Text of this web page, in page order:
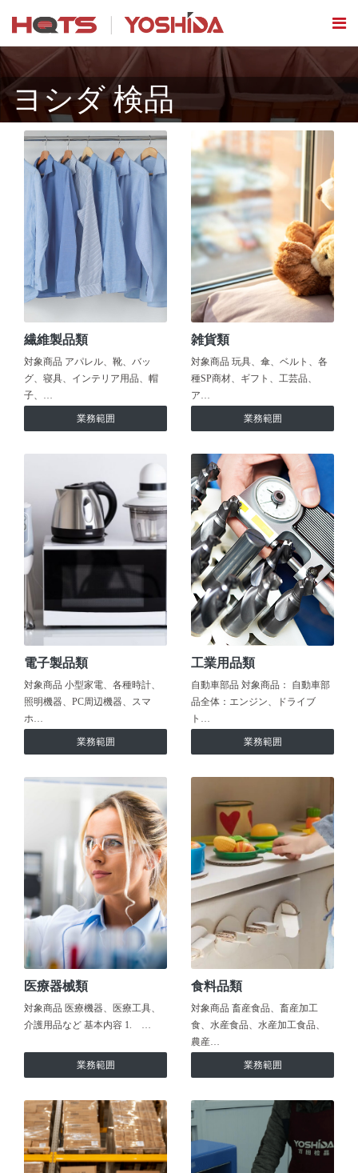
ヨシダ 検品
繊維製品類
対象商品 アパレル、靴、バッ
グ、寝具、インテリア用品、帽
子、…
業務範囲
雑貨類
対象商品 玩具、傘、ベルト、各
種SP商材、ギフト、工芸品、
ア…
業務範囲
電子製品類
対象商品 小型家電、各種時計、
照明機器、PC周辺機器、スマ
ホ…
業務範囲
工業用品類
自動車部品 対象商品： 自動車部
品全体：エンジン、ドライブ
ト…
業務範囲
医療器械類
対象商品 医療機器、医療工具、
介護用品など 基本内容 1. …
業務範囲
食料品類
対象商品 畜産食品、畜産加工
食、水産食品、水産加工食品、
農産…
業務範囲